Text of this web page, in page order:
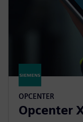
OPCENTER
Opcenter